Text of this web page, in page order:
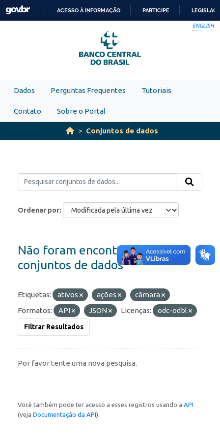
Skip to main content
PARA
O
CONTEÚDO
ACESSO À INFORMAÇÃO PARTICIPE
ENGLISH
Dados Perguntas Frequentes Tutoriais
Contato Sobre o Portal
Conjuntos de dados
Ordenar por
Não foram encontrados
conjuntos de dados
Etiquetas: ativos ações
câmara
Formatos:
API JSON Licenças: odc-odbl
Filtrar Resultados
Por favor tente uma nova pesquisa.
Você também pode ter acesso a esses registros usando a API
(veja Documentação da API).